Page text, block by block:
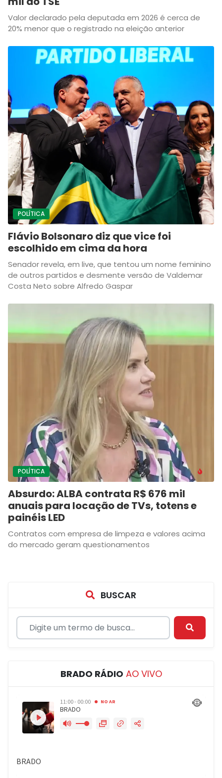
Valor declarado pela deputada em 2026 é cerca de
20% menor que o registrado na eleição anterior
POLÍTICA
Flávio Bolsonaro diz que vice foi
escolhido em cima da hora
Senador revela, em live, que tentou um nome feminino
de outros partidos e desmente versão de Valdemar
Costa Neto sobre Alfredo Gaspar
POLÍTICA
Absurdo: ALBA contrata R$ 676 mil
anuais para locação de TVs, totens e
painéis LED
Contratos com empresa de limpeza e valores acima
do mercado geram questionamentos
BUSCAR
BRADO RÁDIO AO VIVO